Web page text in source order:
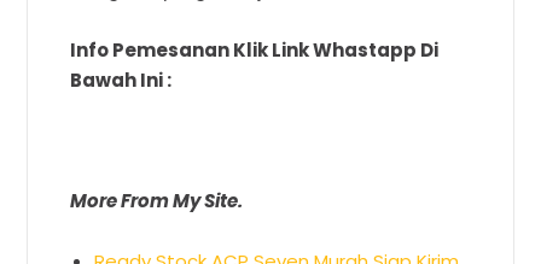
Info Pemesanan Klik Link Whastapp Di
Bawah Ini :
More From My Site.